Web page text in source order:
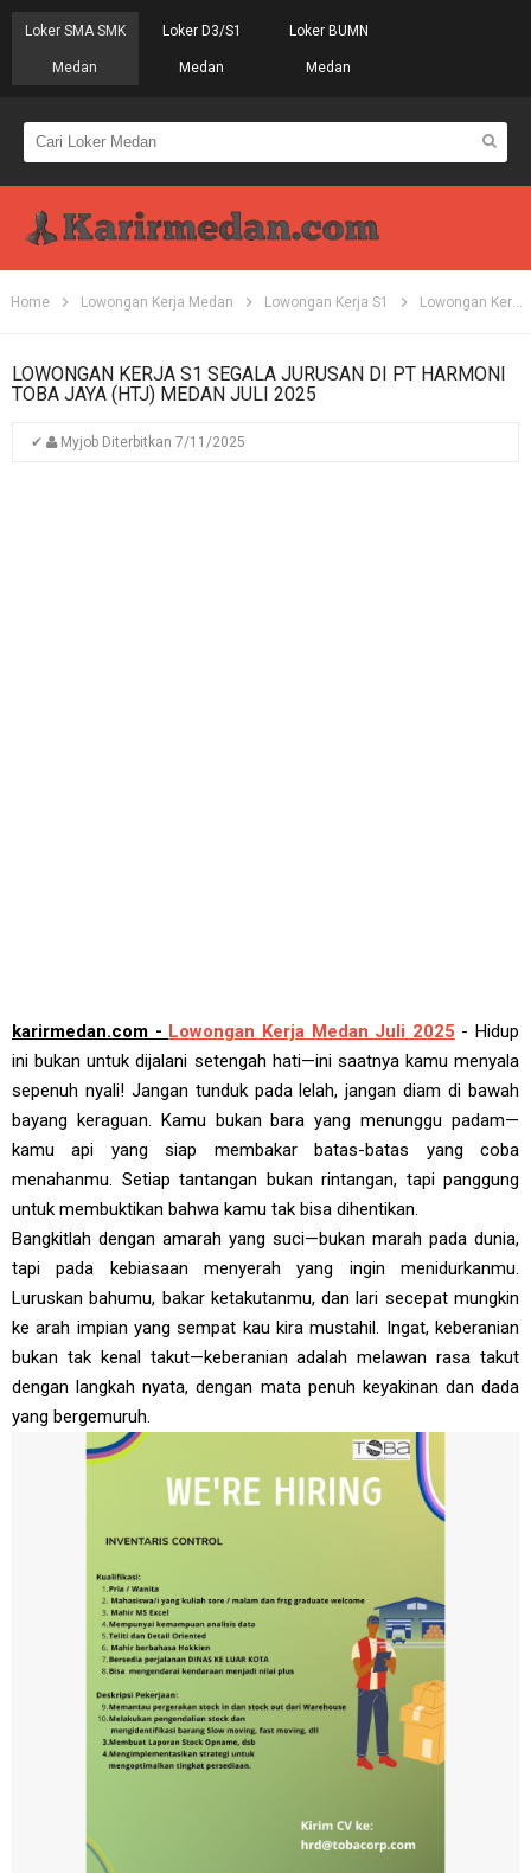
Loker SMA SMK
Medan
Loker D3/S1
Medan
Loker BUMN
Medan
Home Lowongan Kerja Medan Lowongan Kerja S1 Lowongan Kerja Tahun 2025
LOWONGAN KERJA S1 SEGALA JURUSAN DI PT HARMONI
TOBA JAYA (HTJ) MEDAN JULI 2025
✔ Myjob Diterbitkan 7/11/2025
karirmedan.com - Lowongan Kerja Medan Juli 2025 - Hidup
ini bukan untuk dijalani setengah hati—ini saatnya kamu menyala
sepenuh nyali! Jangan tunduk pada lelah, jangan diam di bawah
bayang keraguan. Kamu bukan bara yang menunggu padam—
kamu api yang siap membakar batas-batas yang coba
menahanmu. Setiap tantangan bukan rintangan, tapi panggung
untuk membuktikan bahwa kamu tak bisa dihentikan.
Bangkitlah dengan amarah yang suci—bukan marah pada dunia,
tapi pada kebiasaan menyerah yang ingin menidurkanmu.
Luruskan bahumu, bakar ketakutanmu, dan lari secepat mungkin
ke arah impian yang sempat kau kira mustahil. Ingat, keberanian
bukan tak kenal takut—keberanian adalah melawan rasa takut
dengan langkah nyata, dengan mata penuh keyakinan dan dada
yang bergemuruh.